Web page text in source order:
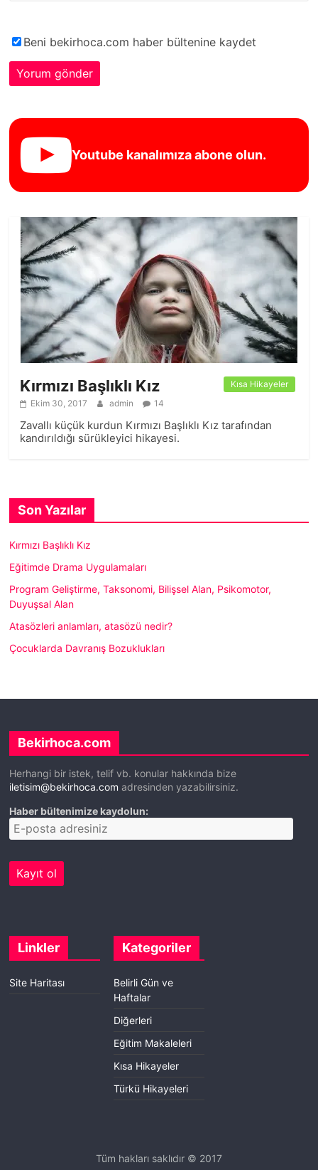
Beni bekirhoca.com haber bültenine kaydet
Youtube kanalımıza abone olun.
Kısa Hikayeler
Kırmızı Başlıklı Kız
Ekim 30, 2017 admin 14
Zavallı küçük kurdun Kırmızı Başlıklı Kız tarafından
kandırıldığı sürükleyici hikayesi.
Son Yazılar
Kırmızı Başlıklı Kız
Eğitimde Drama Uygulamaları
Program Geliştirme, Taksonomi, Bilişsel Alan, Psikomotor,
Duyuşsal Alan
Atasözleri anlamları, atasözü nedir?
Çocuklarda Davranış Bozuklukları
Bekirhoca.com
Herhangi bir istek, telif vb. konular hakkında bize
iletisim@bekirhoca.com adresinden yazabilirsiniz.
Haber bültenimize kaydolun:
Linkler
Site Haritası
Kategoriler
Belirli Gün ve
Haftalar
Diğerleri
Eğitim Makaleleri
Kısa Hikayeler
Türkü Hikayeleri
Tüm hakları saklıdır © 2017